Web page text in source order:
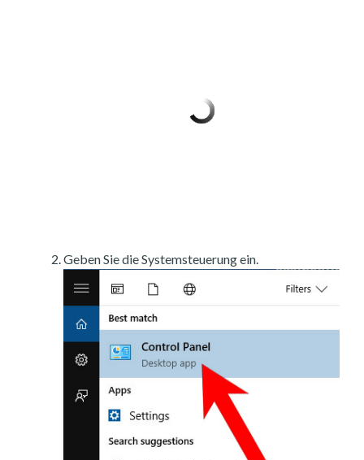
Geben Sie die Systemsteuerung ein.